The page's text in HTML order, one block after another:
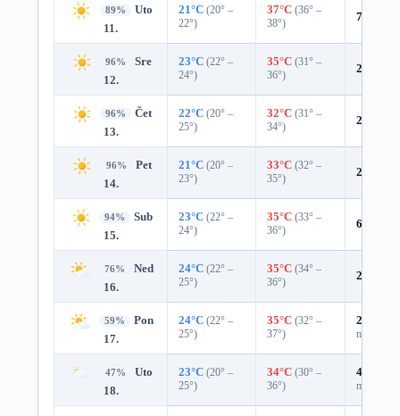
89%
Uto
11.
21°C (20° –
22°)
37°C (36° –
38°)
7%
96%
Sre
12.
23°C (22° –
24°)
35°C (31° –
36°)
2%
96%
Čet
13.
22°C (20° –
25°)
32°C (31° –
34°)
2%
96%
Pet
14.
21°C (20° –
23°)
33°C (32° –
35°)
2%
94%
Sub
15.
23°C (22° –
24°)
35°C (33° –
36°)
6%
76%
Ned
16.
24°C (22° –
25°)
35°C (34° –
36°)
20%
59%
Pon
17.
24°C (22° –
25°)
35°C (32° –
37°)
27%
mm)
47%
Uto
18.
23°C (20° –
25°)
34°C (30° –
36°)
47%
mm)